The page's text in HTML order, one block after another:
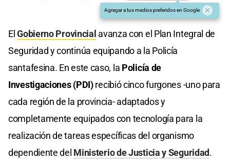
Agregar a tus medios preferidos en Google
ElGobierno Provincial avanza con el Plan Integral de
Seguridad y continúa equipando a la Policía
santafesina. En este caso, la Policía de
Investigaciones (PDI)recibió cinco furgones -uno para
cada región de la provincia- adaptados y
completamente equipados con tecnología para la
realización de tareas específicas del organismo
dependiente del Ministerio de Justicia y Seguridad.